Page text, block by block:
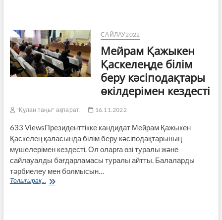
ұйымдардың
өкілдері
үшін
ҚР
СІМ
мен
өтті
САЙЛАУ2022
Мейрам Қажыкен
Қаскелеңде білім
беру кәсіподақтары
өкілдерімен кездесті
"Құлан таңы" ақпарат. 16.11.2022
633 ViewsПрезиденттікке кандидат Мейрам Қажыкен
Қаскелең қаласында білім беру кәсіподақтарының
мүшелерімен кездесті. Ол оларға өзі туралы және
сайлауалды бағдарламасы туралы айтты. Балаларды
тәрбиелеу мен болмысын…
Толығырақ...
Мейрам